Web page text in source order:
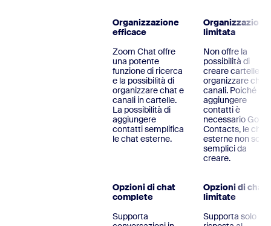
Organizzazione
efficace
Zoom Chat offre
una potente
funzione di ricerca
e la possibilità di
organizzare chat e
canali in cartelle.
La possibilità di
aggiungere
contatti semplifica
le chat esterne.
Organizzazione
limitata
Non offre la
possibilità di
creare cartelle
organizzare chat
canali. Poiché per
aggiungere
contatti è
necessario
Contacts, le chat
esterne non sono
semplici da
creare.
Opzioni di chat
complete
Supporta
Opzioni di chat
limitate
Supporta solo la